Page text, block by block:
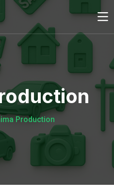
Production